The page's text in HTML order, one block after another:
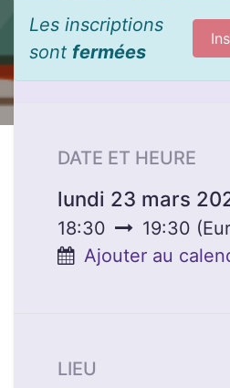
Les inscriptions
sont fermées
DATE ET HEURE
lundi 23 mars
18:30 19:30 (
Ajouter au
LIEU